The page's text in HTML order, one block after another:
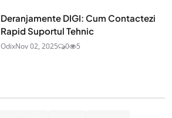
Deranjamente DIGI: Cum Contactezi
Rapid Suportul Tehnic
OdixNov 02, 2025 0 5